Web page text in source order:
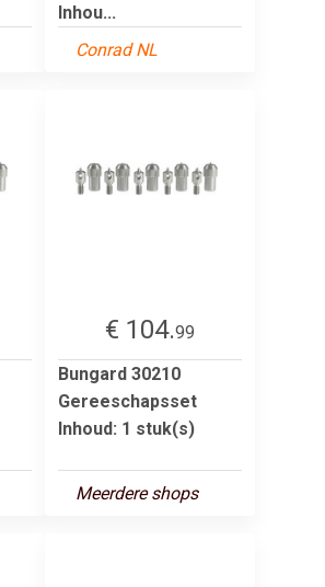
Inhou...
Conrad NL
€ 104.99
Bungard 30210
Gereeschapsset
Inhoud: 1 stuk(s)
Meerdere shops